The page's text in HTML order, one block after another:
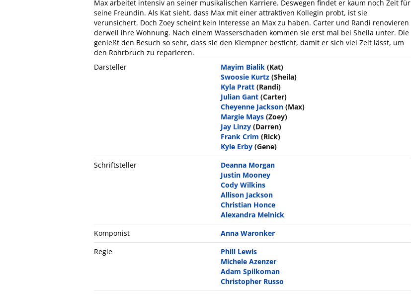
Max arbeitet intensiv an seiner musikalischen Karriere. Deswegen findet er kaum noch Zeit für
seine Freundin. Als Kat sieht, dass Max mit einer attraktiven Kollegin probt, ist sie
verunsichert. Doch Zoey scheint kein Interesse an Max zu haben. Carter und Randi renovieren
derweil ihre Wohnung. Nach einem Wasserschaden kommen sie erst mal bei Sheila unter. Die
genießt den Besuch so sehr, dass sie den Klempner besticht, damit er sich viel Zeit lässt, um
den Rohrbruch zu reparieren.
Darsteller
Mayim Bialik (Kat)
Swoosie Kurtz (Sheila)
Kyla Pratt (Randi)
Julian Gant (Carter)
Cheyenne Jackson (Max)
Margie Mays (Zoey)
Jay Linzy (Darren)
Frank Crim (Rick)
Kyle Erby (Gene)
Schriftsteller
Deanna Morgan
Justin Mooney
Cody Wilkins
Allison Jackson
Christian Honce
Alexandra Melnick
Komponist
Anna Waronker
Regie
Phill Lewis
Michele Azenzer
Adam Spilkoman
Christopher Russo